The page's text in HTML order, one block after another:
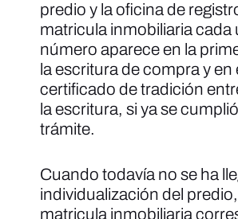
predio y la oficina de
matricula inmobiliaria cada
número aparece en la
la escritura de compra y en
certificado de tradición
la escritura, si ya se
trámite.
Cuando todavía no se ha
individualización del
matricula inmobiliaria